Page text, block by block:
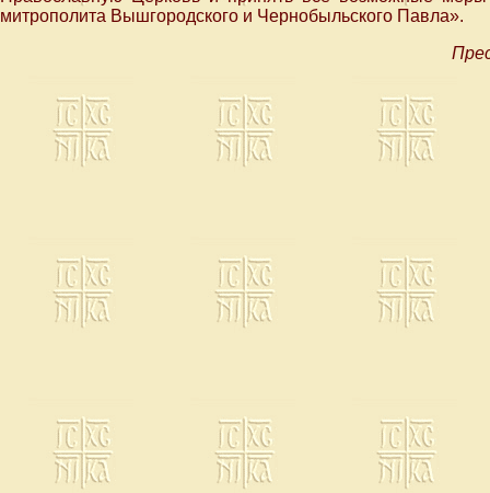
митрополита Вышгородского и Чернобыльского Павла».